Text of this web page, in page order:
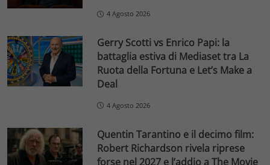
4 Agosto 2026
Gerry Scotti vs Enrico Papi: la
battaglia estiva di Mediaset tra La
Ruota della Fortuna e Let’s Make a
Deal
4 Agosto 2026
Quentin Tarantino e il decimo film:
Robert Richardson rivela riprese
forse nel 2027 e l’addio a The Movie